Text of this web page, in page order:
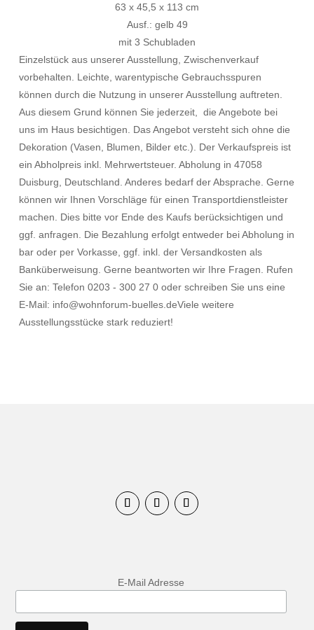
63 x 45,5 x 113 cm
Ausf.: gelb 49
mit 3 Schubladen
Einzelstück aus unserer Ausstellung, Zwischenverkauf
vorbehalten. Leichte, warentypische Gebrauchsspuren
können durch die Nutzung in unserer Ausstellung auftreten.
Aus diesem Grund können Sie jederzeit, die Angebote bei
uns im Haus besichtigen. Das Angebot versteht sich ohne die
Dekoration (Vasen, Blumen, Bilder etc.). Der Verkaufspreis ist
ein Abholpreis inkl. Mehrwertsteuer. Abholung in 47058
Duisburg, Deutschland. Anderes bedarf der Absprache. Gerne
können wir Ihnen Vorschläge für einen Transportdienstleister
machen. Dies bitte vor Ende des Kaufs berücksichtigen und
ggf. anfragen. Die Bezahlung erfolgt entweder bei Abholung in
bar oder per Vorkasse, ggf. inkl. der Versandkosten als
Banküberweisung. Gerne beantworten wir Ihre Fragen. Rufen
Sie an: Telefon 0203 - 300 27 0 oder schreiben Sie uns eine
E-Mail: info@wohnforum-buelles.deViele weitere
Ausstellungsstücke stark reduziert!
E-Mail Adresse